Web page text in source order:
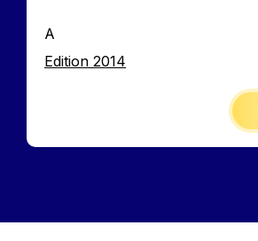
A
Edition
Edition 2014